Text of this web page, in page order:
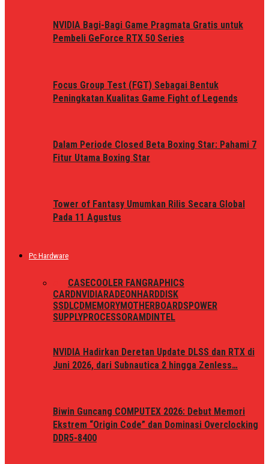
NVIDIA Bagi-Bagi Game Pragmata Gratis untuk
Pembeli GeForce RTX 50 Series
Focus Group Test (FGT) Sebagai Bentuk
Peningkatan Kualitas Game Fight of Legends
Dalam Periode Closed Beta Boxing Star: Pahami 7
Fitur Utama Boxing Star
Tower of Fantasy Umumkan Rilis Secara Global
Pada 11 Agustus
Pc Hardware
CASECOOLER FAN GRAPHICS
CARDNVIDIARADEON HARDDISK
SSDLCDMEMORYMOTHERBOARDSPOWER
SUPPLYPROCESSORAMD INTEL
NVIDIA Hadirkan Deretan Update DLSS dan RTX di
Juni 2026, dari Subnautica 2 hingga Zenless…
Biwin Guncang COMPUTEX 2026: Debut Memori
Ekstrem “Origin Code” dan Dominasi Overclocking
DDR5-8400